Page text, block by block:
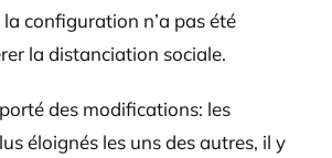
configuration n’a pas été
la distanciation sociale.
des modifications: les
éloignés les uns des autres, il y